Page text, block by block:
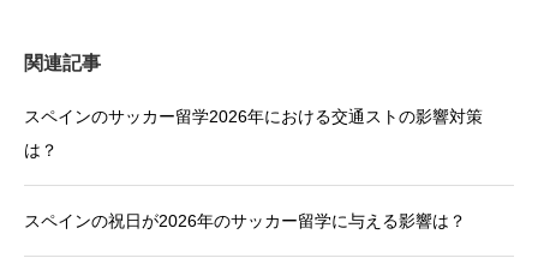
関連記事
スペインのサッカー留学2026年における交通ストの影響対策
は？
スペインの祝日が2026年のサッカー留学に与える影響は？